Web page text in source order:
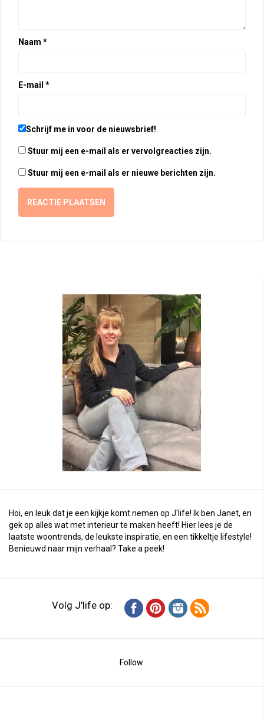
Naam *
E-mail *
Schrijf me in voor de nieuwsbrief!
Stuur mij een e-mail als er vervolgreacties zijn.
Stuur mij een e-mail als er nieuwe berichten zijn.
Hoi, en leuk dat je een kijkje komt nemen op J'life! Ik ben Janet, en
gek op alles wat met interieur te maken heeft! Hier lees je de
laatste woontrends, de leukste inspiratie, en een tikkeltje lifestyle!
Benieuwd naar mijn verhaal? Take a peek!
Volg J'life op:
Follow